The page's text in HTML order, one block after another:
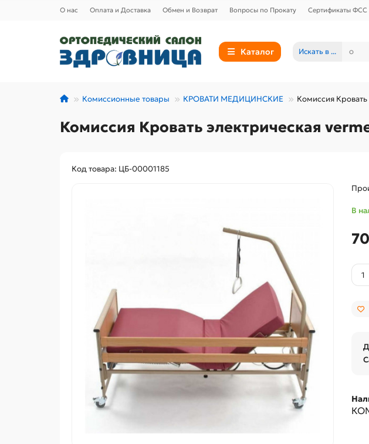
О нас Оплата и Доставка Обмен и Возврат Вопросы по Прокату Сертификаты ФСС
Каталог Искать в ...
Комиссионные товары КРОВАТИ МЕДИЦИНСКИЕ Комиссия
Комиссия Кровать электрическая
Код товара: ЦБ-00001185
В